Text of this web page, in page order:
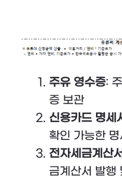
주유 영수증:
증 보관
신용카드 명세
확인 가능한 명
전자세금계산서
금계산서 발행